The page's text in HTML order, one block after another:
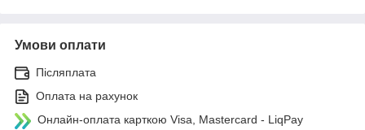
Умови оплати
Післяплата
Оплата на рахунок
Онлайн-оплата карткою Visa, Mastercard - LiqPay